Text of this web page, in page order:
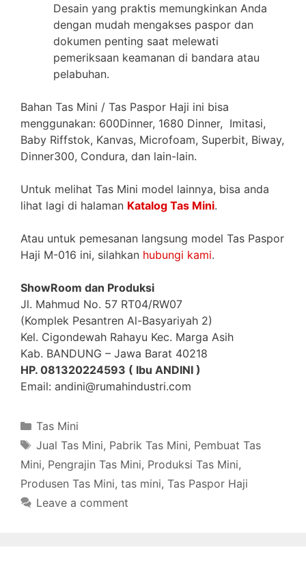
Desain yang praktis memungkinkan Anda
dengan mudah mengakses paspor dan
dokumen penting saat melewati
pemeriksaan keamanan di bandara atau
pelabuhan.
Bahan Tas Mini / Tas Paspor Haji ini bisa
menggunakan: 600Dinner, 1680 Dinner, Imitasi,
Baby Riffstok, Kanvas, Microfoam, Superbit, Biway,
Dinner300, Condura, dan lain-lain.
Untuk melihat Tas Mini model lainnya, bisa anda
lihat lagi di halaman Katalog Tas Mini.
Atau untuk pemesanan langsung model Tas Paspor
Haji M-016 ini, silahkan hubungi kami.
ShowRoom dan Produksi
Jl. Mahmud No. 57 RT04/RW07
(Komplek Pesantren Al-Basyariyah 2)
Kel. Cigondewah Rahayu Kec. Marga Asih
Kab. BANDUNG – Jawa Barat 40218
HP. 081320224593 ( Ibu ANDINI )
Email: andini@rumahindustri.com
Categories
Tas Mini
Tags
Jual Tas Mini, Pabrik Tas Mini, Pembuat Tas
Mini, Pengrajin Tas Mini, Produksi Tas Mini,
Produsen Tas Mini, tas mini, Tas Paspor Haji
Leave a comment